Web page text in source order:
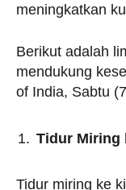
meningkatkan
Berikut adalah
mendukung
of India, Sabtu
Tidur Miring
Tidur miring ke